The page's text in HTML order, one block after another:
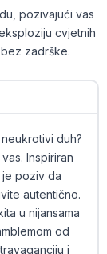
pozivajući vas
cvjetnih
zadrške.
duh?
Inspiriran
je poziv da
autentično.
u nijansama
od
i